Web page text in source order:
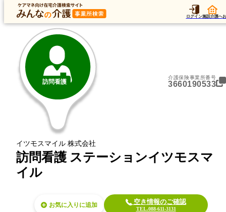
ログイン施設介護へ
トップ データ
トップ 徳島県 徳島市 訪問看護 訪問看護 ステーションイツモスマイル
訪問看護
イツモスマイル 株式会社
介護保険事業所番号
3660190533
訪問看護 ステーションイツモスマ
イル
お気に入り 空き情報のご確認
TEL.088-611-3131